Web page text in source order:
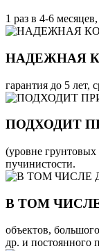
1 раз в 4-6
НАДЕЖНАЯ
гарантия до 5 лет,
ПОДХОДИТ
(уровне
пучинистости.
В ТОМ
объектов,
др. и постоянного